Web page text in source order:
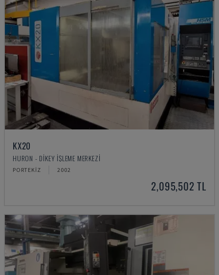
KX20
HURON - DIKEY İŞLEME MERKEZI
PORTEKIZ 2002
2,095,502 TL